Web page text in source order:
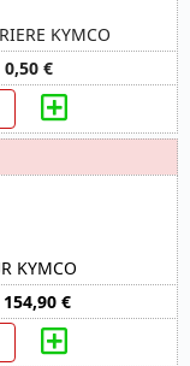
KYMCO
0,50 €
KYMCO
154,90 €